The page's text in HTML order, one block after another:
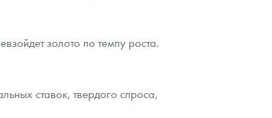
золото по темпу роста.
ставок, твердого спроса,